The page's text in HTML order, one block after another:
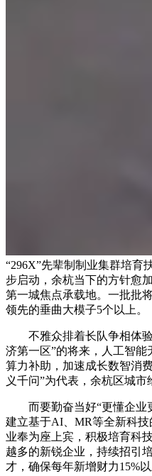
“296X”先辈制制业集群培育
步启动，余杭当下的方针愈
第一城焦点承载地。一批批
领先的垂曲大模子5个以上。
不雅众排着长队争相体
济第一区”的将来，人工智
算力补助，加速成长数智消
义千问”为代表，余杭区城
而要勤奋当好“更懂企业
建立基于AI、MR等全新科技
业奉为座上宾，积极培育科
越多的新锐企业，持续招引
才，确保每年新增财力15%